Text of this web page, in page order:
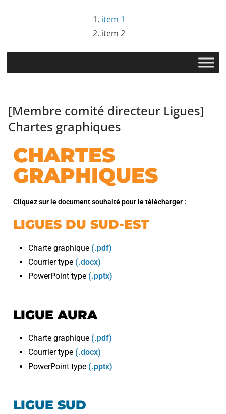
item 1
item 2
[Membre comité directeur Ligues]
Chartes graphiques
CHARTES
GRAPHIQUES
Cliquez sur le document souhaité pour le télécharger :
LIGUES DU SUD-EST
Charte graphique (.pdf)
Courrier type (.docx)
PowerPoint type (.pptx)
LIGUE AURA
Charte graphique (.pdf)
Courrier type (.docx)
PowerPoint type (.pptx)
LIGUE SUD